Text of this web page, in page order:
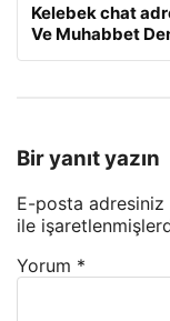
Kelebek chat
Ve Muhabbet
Bir yanıt yazın
E-posta adresiniz
ile
Yorum *